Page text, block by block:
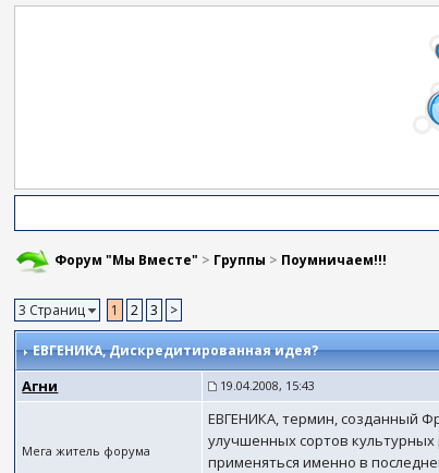
Форум "Мы Вместе" > Группы > Поумничаем!!!
3 Страниц 1 2 3 >
ЕВГЕНИКА, Дискредитированнaя идея?
Агни 19.04.2008, 15:43
Мега житель форума
ЕВГЕНИКА, термин, созданный
улучшенных сортов
применяться именно в